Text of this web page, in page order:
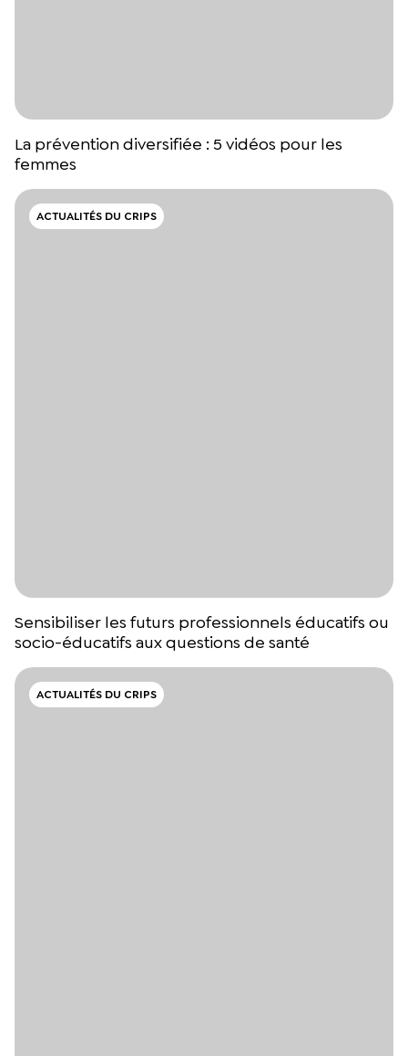
La prévention diversifiée : 5 vidéos pour les
femmes
ACTUALITÉS DU CRIPS
Sensibiliser les futurs professionnels éducatifs ou
socio-éducatifs aux questions de santé
ACTUALITÉS DU CRIPS